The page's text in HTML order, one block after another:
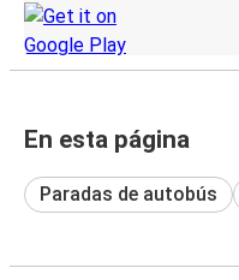
En esta página
Paradas de autobús